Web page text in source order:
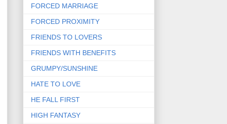
FORCED MARRIAGE
FORCED PROXIMITY
FRIENDS TO LOVERS
FRIENDS WITH BENEFITS
GRUMPY/SUNSHINE
HATE TO LOVE
HE FALL FIRST
HIGH FANTASY